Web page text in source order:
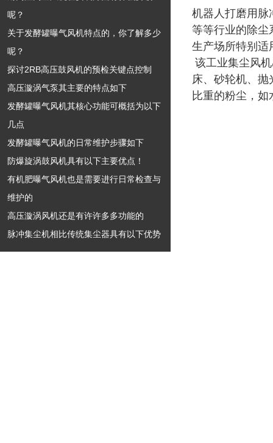
呢？
关于发酵罐曝气风机特点的，你了解多少
呢？
探讨2RB高压鼓风机的预检关键点控制
高压漩涡气泵其主要的特点如下
发酵罐曝气风机其核心功能可概括为以下
几点
发酵罐曝气风机的日常维护步骤如下
防爆旋涡鼓风机具有以下主要优点！
有机肥曝气风机也是需要进行日常检查与
维护的
高压漩涡风机还是有许许多多功能的
脉冲集尘机相比传统集尘器具有以下优势
机器人打磨用脉
等等行业的除尘
生产场所特别适
该工业集尘风
床、砂轮机、
比重的粉尘，